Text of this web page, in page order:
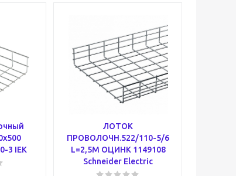
3 IEK
ЛОТОК
ПРОВОЛОЧН.522/110-5/6
L=2,5M ОЦИНК 1149108
Schneider Electric